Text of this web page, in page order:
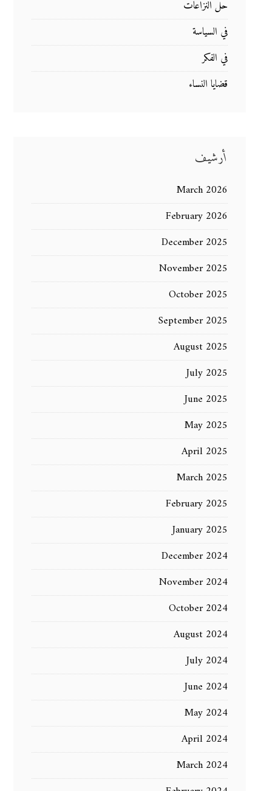
حل النزاعات
في السياسة
في الفكر
قضايا النساء
أرشيف
March 2026
February 2026
December 2025
November 2025
October 2025
September 2025
August 2025
July 2025
June 2025
May 2025
April 2025
March 2025
February 2025
January 2025
December 2024
November 2024
October 2024
August 2024
July 2024
June 2024
May 2024
April 2024
March 2024